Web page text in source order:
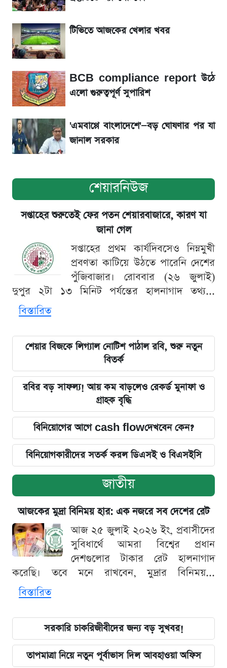
গ্রাহক বৃদ্ধি
শেয়ার বিজকে লিগ্যাল নোটিশ পাঠাল রবি, শুরু নতুন
বিতর্ক
সৌদিতে বাংলাদেশিদের আকামা নবায়নে বদলে গেল
নিয়ম
টিভিতে আজকের খেলার খবর
BCB compliance report উঠে
এলো গুরুত্বপূর্ণ সুপারিশ
'এমবাপ্পে বাংলাদেশে'—বড় ঘোষণার পর যা
জানাল সরকার
শেয়ারনিউজ
সপ্তাহের শুরুতেই ফের পতন শেয়ারবাজারে, কারণ যা
জানা গেল
সপ্তাহের প্রথম কার্যদিবসেও নিম্নমুখী
প্রবণতা কাটিয়ে উঠতে পারেনি দেশের
পুঁজিবাজার। রোববার (২৬ জুলাই)
দুপুর ২টা ১৩ মিনিট পর্যন্তের হালনাগাদ তথ্য...
বিস্তারিত
শেয়ার বিজকে লিগ্যাল নোটিশ পাঠাল রবি, শুরু নতুন
বিতর্ক
রবির বড় সাফল্য! আয় কম বাড়লেও রেকর্ড মুনাফা ও
গ্রাহক বৃদ্ধি
বিনিয়োগের আগে cash flowদেখবেন কেন?
বিনিয়োগকারীদের সতর্ক করল ডিএসই ও বিএসইসি
জাতীয়
আজকের মুদ্রা বিনিময় হার: এক নজরে সব দেশের রেট
আজ ২৫ জুলাই ২০২৬ ইং, প্রবাসীদের
সুবিধার্থে আমরা বিশ্বের প্রধান
দেশগুলোর টাকার রেট হালনাগাদ
করেছি। তবে মনে রাখবেন, মুদ্রার বিনিময়...
বিস্তারিত
সরকারি চাকরিজীবীদের জন্য বড় সুখবর!
তাপমাত্রা নিয়ে নতুন পূর্বাভাস দিল আবহাওয়া অফিস